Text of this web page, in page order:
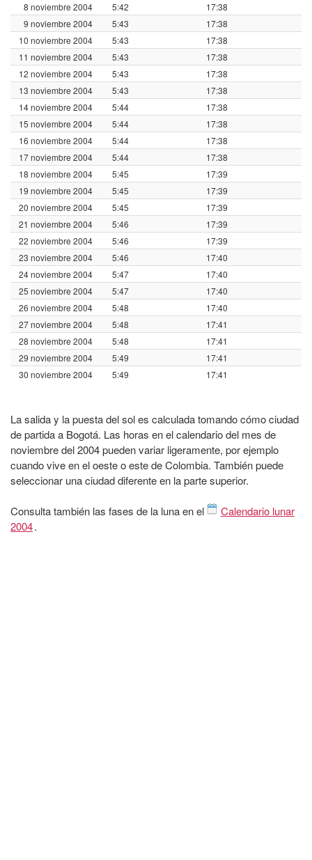
8 noviembre 2004 5:42
17:38
9 noviembre 2004
5:43
17:38
10 noviembre 2004
5:43
17:38
11 noviembre 2004
5:43
17:38
12 noviembre 2004
5:43
17:38
13 noviembre 2004
5:43
17:38
14 noviembre 2004
5:44
17:38
15 noviembre 2004
5:44
17:38
16 noviembre 2004
5:44
17:38
17 noviembre 2004
5:44
17:38
18 noviembre 2004
5:45
17:39
19 noviembre 2004
5:45
17:39
20 noviembre 2004
5:45
17:39
21 noviembre 2004
5:46
17:39
22 noviembre 2004
5:46
17:39
23 noviembre 2004
5:46
17:40
24 noviembre 2004
5:47
17:40
25 noviembre 2004
5:47
17:40
26 noviembre 2004
5:48
17:40
27 noviembre 2004
5:48
17:41
28 noviembre 2004
5:48
17:41
29 noviembre 2004
5:49
17:41
30 noviembre 2004
5:49 17:41
La salida y la puesta del sol es calculada tomando cómo ciudad
de partida a Bogotá. Las horas en el calendario del mes de
noviembre del 2004 pueden variar ligeramente, por ejemplo
cuando vive en el oeste o este de Colombia. También puede
seleccionar una ciudad diferente en la parte superior.
Consulta también las fases de la luna en el
Calendario lunar
2004.